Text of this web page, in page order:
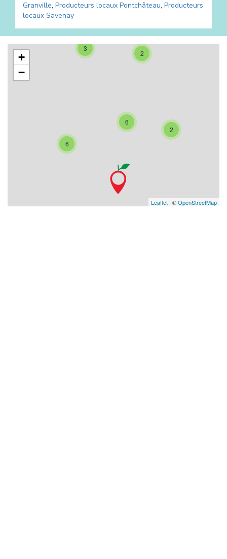
Granville, Producteurs locaux Pontchâteau, Producteurs
locaux Savenay
6
2
6
3
2
+
−
Leaflet | ©OpenStreetMap